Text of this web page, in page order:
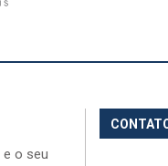
e o seu